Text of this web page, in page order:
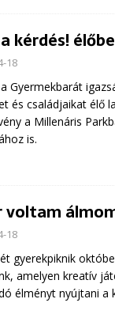
kérdés!
18
a Gyermekbarát
és családjaikat élő
a Millenáris
is.
voltam
18
gyerekpiknik
amelyen kreatív
élményt nyújtani a